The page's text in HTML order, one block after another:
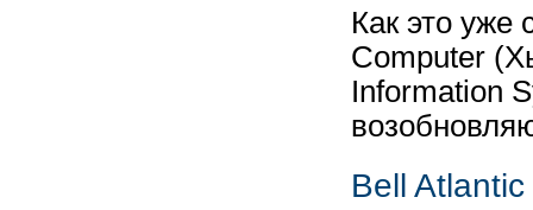
Как это уже
Computer
Information
Bell